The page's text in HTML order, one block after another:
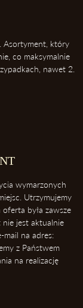
kurzem.
do góry
Soczewki
Asortyment, który
co maksymalnie
nawet 2.
wymarzonych
Utrzymujemy
była zawsze
jest aktualnie
mail na adres:
z Państwem
na realizację